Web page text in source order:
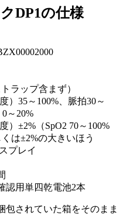
DP1の仕様
ラップ含まず）
）35～100%、脈拍30～
～20%
）±2%（SpO2 70～100%
は±2%の大きいほう
プレイ
認用単四乾電池2本
包されていた箱をそのまま